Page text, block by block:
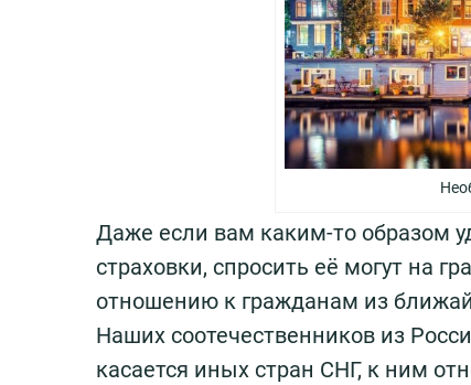
Даже если вам каким-то образом
страховки, спросить её могут на
отношению к гражданам из
Наших соотечественников из
касается иных стран СНГ, к ним